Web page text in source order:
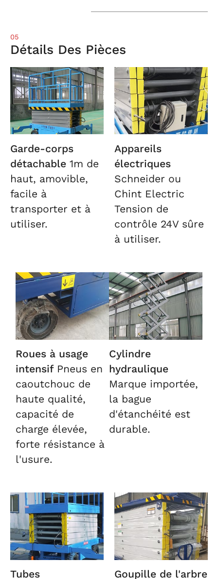
05
Détails Des Pièces
Garde-corps
détachable1m de
haut, amovible,
facile à
transporter et à
utiliser.
Appareils
électriques
Schneider ou
Chint Electric
Tension de
contrôle 24V sûre
à utiliser.
Roues à usage
intensif Pneus en
caoutchouc de
haute qualité,
capacité de
charge élevée,
forte résistance à
l'usure.
Cylindre
hydraulique
Marque importée,
la bague
d'étanchéité est
durable.
Tubes Goupille de l'arbre